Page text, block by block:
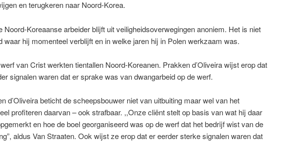
en terugkeren naar Noord-Korea.
Noord-Koreaanse arbeider blijft uit veiligheidsoverwegingen anoniem. Het is niet
waar hij momenteel verblijft en in welke jaren hij in Polen werkzaam was.
van Crist werkten tientallen Noord-Koreanen. Prakken d’Oliveira wijst erop dat
signalen waren dat er sprake was van dwangarbeid op de werf.
d’Oliveira beticht de scheepsbouwer niet van uitbuiting maar wel van het
profiteren daarvan – ook strafbaar. ,,Onze cliënt stelt op basis van wat hij daar
en hoe de boel georganiseerd was op de werf dat het bedrijf wist van de
aldus Van Straaten. Ook wijst ze erop dat er eerder sterke signalen waren dat